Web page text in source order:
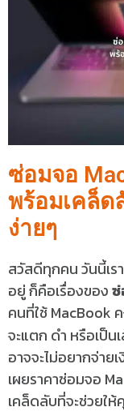
ซ่อมจอ
พร้อมเคล็
ง่ายๆ
สวัสดีทุกคน วันนี้เ
อยู่ ก็คือเรื่องของ
คนที่ใช้ MacBook
จะแตก ดำ หรือเป็
อาจจะไม่อยากจ่าย
เผยราคาซ่อมจอ
เคล็ดลับที่จะช่วยใ